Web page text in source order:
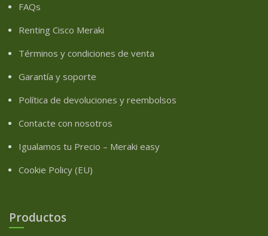
FAQs
Renting Cisco Meraki
Términos y condiciones de venta
Garantía y soporte
Política de devoluciones y reembolsos
Contacte con nosotros
Igualamos tu Precio – Meraki easy
Cookie Policy (EU)
Productos